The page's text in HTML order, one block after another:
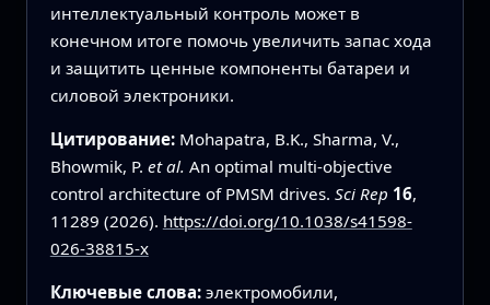
интеллектуальный контроль может в
конечном итоге помочь увеличить запас хода
и защитить ценные компоненты батареи и
силовой электроники.
Цитирование: Mohapatra, B.K., Sharma, V.,
Bhowmik, P. et al. An optimal multi-objective
control architecture of PMSM drives. Sci Rep 16,
11289 (2026). https://doi.org/10.1038/s41598-
026-38815-x
Ключевые слова: электромобили,